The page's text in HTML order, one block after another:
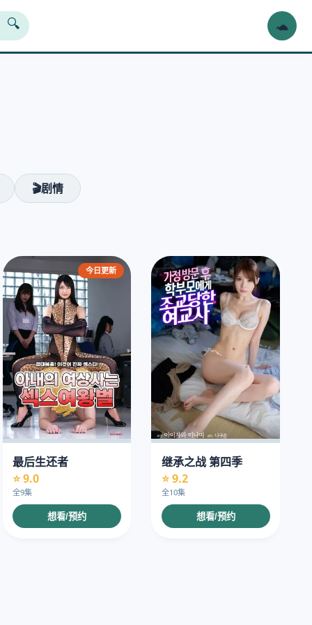
🔍 🐢
🎬剧情
今日更新
最后生还者
⭐ 9.0
全9集
想看/预约
继承之战 第四季
⭐ 9.2
全10集
想看/预约